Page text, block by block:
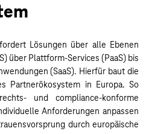
Lösungen über alle Ebenen
über Plattform-Services (PaaS) bis
(SaaS). Hierfür baut die
Partnerökosystem in Europa. So
und compliance-konforme
Anforderungen anpassen
durch europäische